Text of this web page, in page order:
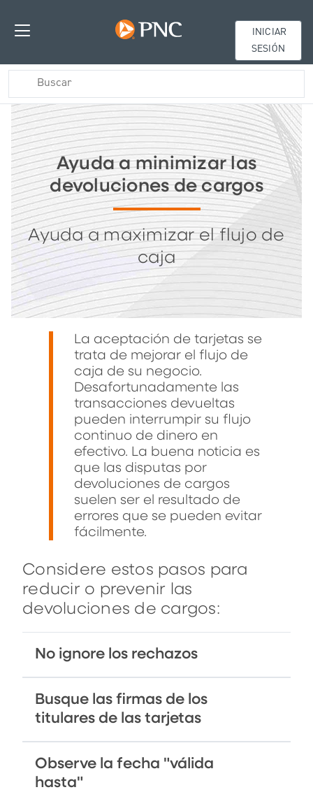
SESIÓN
Ayuda a minimizar las
devoluciones de cargos
Ayuda a maximizar el flujo de
caja
La aceptación de tarjetas se
trata de mejorar el flujo de
caja de su negocio.
Desafortunadamente las
transacciones devueltas
pueden interrumpir su flujo
continuo de dinero en
efectivo. La buena noticia es
que las disputas por
devoluciones de cargos
suelen ser el resultado de
errores que se pueden evitar
fácilmente.
Considere estos pasos para
reducir o prevenir las
devoluciones de cargos:
No ignore los rechazos
Busque las firmas de los
titulares de las tarjetas
Observe la fecha "válida
hasta"